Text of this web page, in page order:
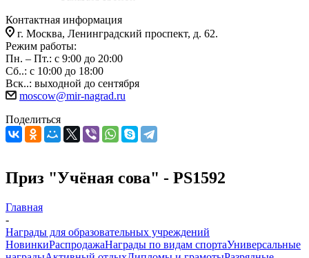
Контактная информация
г. Москва, Ленинградский проспект, д. 62.
Режим работы:
Пн. – Пт.: с 9:00 до 20:00
Сб..: с 10:00 до 18:00
Вск..: выходной до сентября
moscow@mir-nagrad.ru
Поделиться
Приз "Учёная сова" - PS1592
Главная
-
Награды для образовательных учреждений
НовинкиРаспродажаНаграды по видам спортаУниверсальные